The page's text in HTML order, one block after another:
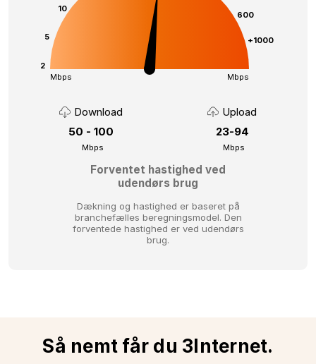
2
5
10
600
+1000
Mbps Mbps
Download
50 - 100
Mbps
Upload
23-94
Mbps
Forventet hastighed ved
udendørs brug
Dækning og hastighed er baseret på
branchefælles beregningsmodel. Den
forventede hastighed er ved udendørs
brug.
Så nemt får du 3Internet.